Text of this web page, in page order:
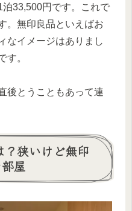
33,500円です。これで
。無印良品といえばお
なイメージはありまし
す。
後とうこともあって連
？狭いけど無印
屋